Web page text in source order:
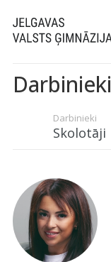
Darbinieki
Darbinieki
Skolotāji